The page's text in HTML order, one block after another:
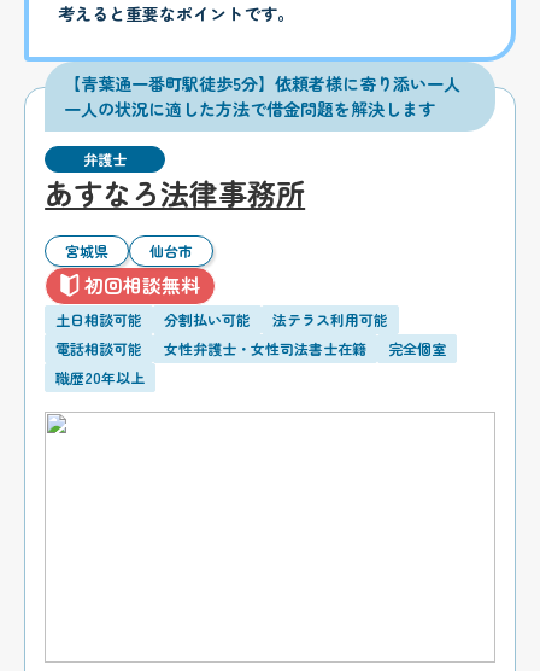
考えると重要なポイントです。
【青葉通一番町駅徒歩5分】依頼者様に寄り添い一人
一人の状況に適した方法で借金問題を解決します
弁護士
あすなろ法律事務所
宮城県 仙台市
初回相談無料
土日相談可能 分割払い可能
法テラス利用可能
電話相談可能
女性弁護士・女性司法書士在籍
完全個室
職歴20年以上